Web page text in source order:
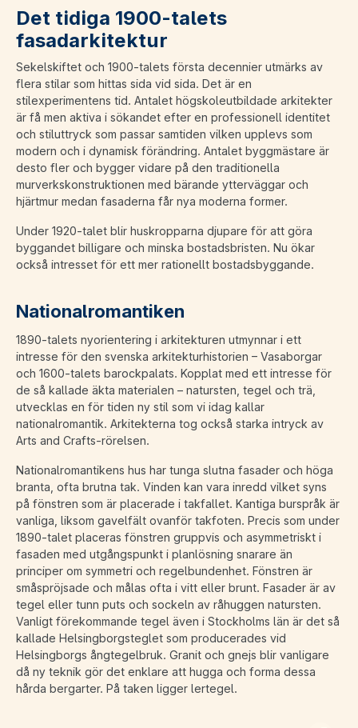
Det tidiga 1900-talets
fasadarkitektur
Sekelskiftet och 1900-talets första decennier utmärks av
flera stilar som hittas sida vid sida. Det är en
stilexperimentens tid. Antalet högskoleutbildade arkitekter
är få men aktiva i sökandet efter en professionell identitet
och stiluttryck som passar samtiden vilken upplevs som
modern och i dynamisk förändring. Antalet byggmästare är
desto fler och bygger vidare på den traditionella
murverkskonstruktionen med bärande ytterväggar och
hjärtmur medan fasaderna får nya moderna former.
Under 1920-talet blir huskropparna djupare för att göra
byggandet billigare och minska bostadsbristen. Nu ökar
också intresset för ett mer rationellt bostadsbyggande.
Nationalromantiken
1890-talets nyorientering i arkitekturen utmynnar i ett
intresse för den svenska arkitekturhistorien – Vasaborgar
och 1600-talets barockpalats. Kopplat med ett intresse för
de så kallade äkta materialen – natursten, tegel och trä,
utvecklas en för tiden ny stil som vi idag kallar
nationalromantik. Arkitekterna tog också starka intryck av
Arts and Crafts-rörelsen.
Nationalromantikens hus har tunga slutna fasader och höga
branta, ofta brutna tak. Vinden kan vara inredd vilket syns
på fönstren som är placerade i takfallet. Kantiga burspråk är
vanliga, liksom gavelfält ovanför takfoten. Precis som under
1890-talet placeras fönstren gruppvis och asymmetriskt i
fasaden med utgångspunkt i planlösning snarare än
principer om symmetri och regelbundenhet. Fönstren är
småspröjsade och målas ofta i vitt eller brunt. Fasader är av
tegel eller tunn puts och sockeln av råhuggen natursten.
Vanligt förekommande tegel även i Stockholms län är det så
kallade Helsingborgsteglet som producerades vid
Helsingborgs ångtegelbruk. Granit och gnejs blir vanligare
då ny teknik gör det enklare att hugga och forma dessa
hårda bergarter. På taken ligger lertegel.